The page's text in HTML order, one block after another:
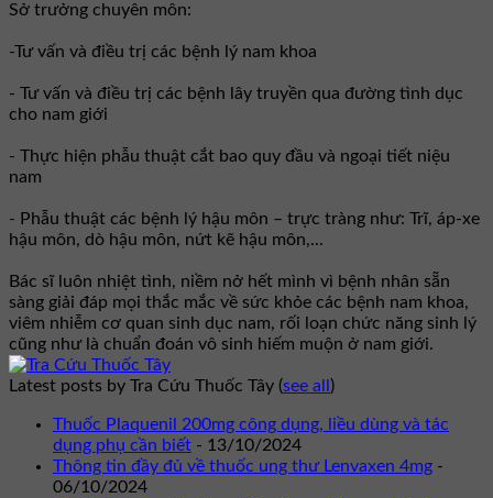
Sở trưởng chuyên môn:
-Tư vấn và điều trị các bệnh lý nam khoa
- Tư vấn và điều trị các bệnh lây truyền qua đường tình dục
cho nam giới
- Thực hiện phẫu thuật cắt bao quy đầu và ngoại tiết niệu
nam
- Phẫu thuật các bệnh lý hậu môn – trực tràng như: Trĩ, áp-xe
hậu môn, dò hậu môn, nứt kẽ hậu môn,...
Bác sĩ luôn nhiệt tình, niềm nở hết mình vì bệnh nhân sẵn
sàng giải đáp mọi thắc mắc về sức khỏe các bệnh nam khoa,
viêm nhiễm cơ quan sinh dục nam, rối loạn chức năng sinh lý
cũng như là chuẩn đoán vô sinh hiếm muộn ở nam giới.
Latest posts by Tra Cứu Thuốc Tây (see all )
Thuốc Plaquenil 200mg công dụng, liều dùng và tác
dụng phụ cần biết - 13/10/2024
Thông tin đầy đủ về thuốc ung thư Lenvaxen 4mg -
06/10/2024